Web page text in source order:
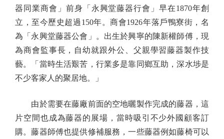
器同業商會」前身「永興堂藤器行會」早在1870年創
立，至今歷史超過150年。商會1926年落戶鴨寮街，名
為「永興堂藤器公會」。出生於興寧的陳新權師傅，現
為商會監事長，自幼就跟外公、父親學習藤器製作技
藝。「當時生活艱苦，行業多是靠同鄉互助，深水埗是
不少客家人的聚居地。」
由於需要在藤廠前面的空地曬製作完成的藤器，這
片空間也成為藤器的展場，當時吸引不少外國顧客訂
購。藤器師傅也提供修補服務，一些藤器例如藤椅可以